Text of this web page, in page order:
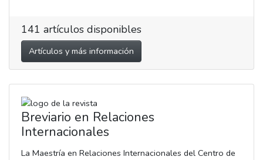
141 artículos disponibles
Artículos y más información
Breviario en Relaciones
Internacionales
La Maestría en Relaciones Internacionales del Centro de